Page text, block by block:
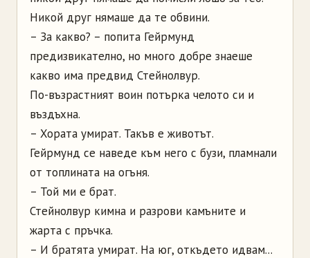
Никой друг нямаше да те обвини.
– За какво? – попита Гейрмунд
предизвикателно, но много добре знаеше
какво има предвид Стейнолвур.
По-възрастният воин потърка челото си и
въздъхна.
– Хората умират. Такъв е животът.
Гейрмунд се наведе към него с бузи, пламнали
от топлината на огъня.
– Той ми е брат.
Стейнолвур кимна и разрови камъните и
жарта с пръчка.
– И братята умират. На юг, откъдето идвам...